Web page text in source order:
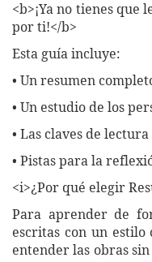
<b>¡Ya no tienes
por ti!</b>
Esta guía incluye:
• Un resumen
• Un estudio de los
• Las claves de lectura
• Pistas para la
<i>¿Por qué elegir
Para aprender de
escritas con un
entender las obras